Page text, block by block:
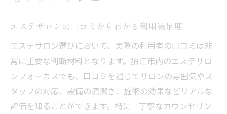
エステサロンの口コミからわかる利用満足度
エステサロン選びにおいて、実際の利用者の口コミは非
常に重要な判断材料となります。狛江市内のエステサロ
ンフォーカスでも、口コミを通じてサロンの雰囲気やス
タッフの対応、設備の清潔さ、施術の効果などリアルな
評価を知ることができます。特に「丁寧なカウンセリン